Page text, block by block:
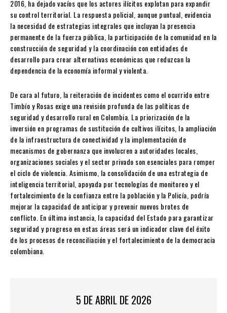
2016, ha dejado vacíos que los actores ilícitos explotan para expandir
su control territorial. La respuesta policial, aunque puntual, evidencia
la necesidad de estrategias integrales que incluyan la presencia
permanente de la fuerza pública, la participación de la comunidad en la
construcción de seguridad y la coordinación con entidades de
desarrollo para crear alternativas económicas que reduzcan la
dependencia de la economía informal y violenta.
De cara al futuro, la reiteración de incidentes como el ocurrido entre
Timbío y Rosas exige una revisión profunda de las políticas de
seguridad y desarrollo rural en Colombia. La priorización de la
inversión en programas de sustitución de cultivos ilícitos, la ampliación
de la infraestructura de conectividad y la implementación de
mecanismos de gobernanza que involucren a autoridades locales,
organizaciones sociales y el sector privado son esenciales para romper
el ciclo de violencia. Asimismo, la consolidación de una estrategia de
inteligencia territorial, apoyada por tecnologías de monitoreo y el
fortalecimiento de la confianza entre la población y la Policía, podría
mejorar la capacidad de anticipar y prevenir nuevos brotes de
conflicto. En última instancia, la capacidad del Estado para garantizar
seguridad y progreso en estas áreas será un indicador clave del éxito
de los procesos de reconciliación y el fortalecimiento de la democracia
colombiana.
5 DE ABRIL DE 2026